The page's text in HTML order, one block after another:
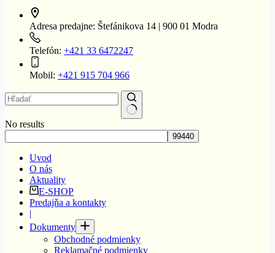
Adresa predajne: Štefánikova 14 | 900 01 Modra
Telefón: +421 33 6472247
Mobil: +421 915 704 966
No results
Uvod
O nás
Aktuality
E-SHOP
Predajňa a kontakty
|
Dokumenty
Obchodné podmienky
Reklamačné podmienky